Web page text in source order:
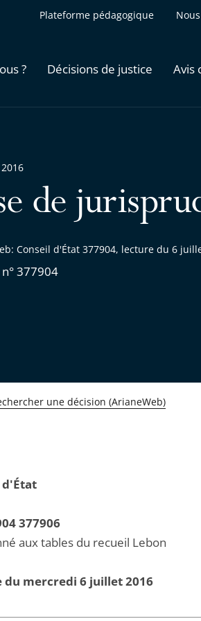
Plateforme pédagogique
? Décisions de justice Avis
de
Conseil d'État 377904, lecture du 6
377904
2016
une décision (ArianeWeb)
d'État
377906
aux tables du recueil Lebon
du mercredi 6 juillet 2016